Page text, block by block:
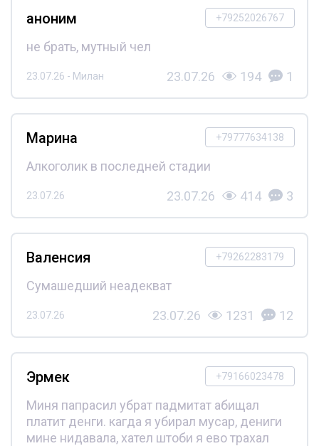
+79252026767
аноним
не брать, мутный чел
23.07.26 - Милан 23.07.26 194 1
+79777634138
Марина
Алкоголик в последней стадии
23.07.26 23.07.26 414 3
+79262283179
Валенсия
Сумашедший неадекват
23.07.26 23.07.26 1231 12
+79166023478
Эрмек
Миня папрасил убрат падмитат абищал
платит денги. кагда я убирал мусар, дениги
мине нидавала, хател штоби я ево трахал